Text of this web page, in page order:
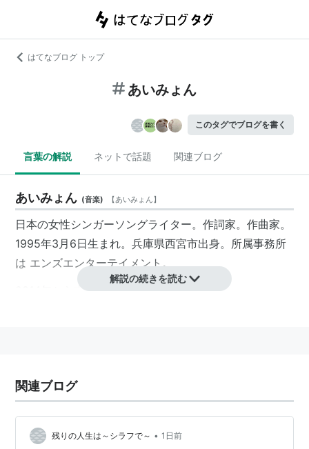
はてなブログ トップ
あいみょん
このタグでブログを書く
言葉の解説 ネットで話題 関連ブログ
あいみょん (音楽) 【あいみょん】
日本の女性シンガーソングライター。作詞家。作曲家。
1995年3月6日生まれ。兵庫県西宮市出身。所属事務所
は エンズエンターテイメント。
2014年から本格的に音楽活動を開始。
MV動画
あいみょん - 満月の夜なら 【OFFICIAL MUSIC
VIDEO】
解説の続きを読む
関連ブログ
残りの人生は～シラフで～ • 1日前